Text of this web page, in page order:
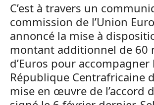
C’est à travers un
commission de l’Union
annoncé la mise à
montant additionnel de 60
d’Euros pour accompagner
République Centrafricaine
mise en œuvre de l’accord